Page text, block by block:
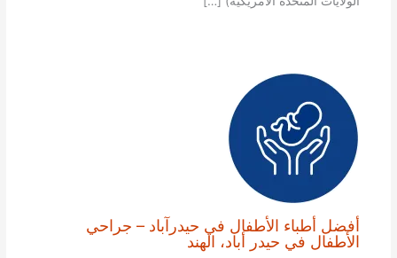
أفضل أطباء الأطفال في حيدرآباد – جراحي
الأطفال في حيدر أباد، الهند